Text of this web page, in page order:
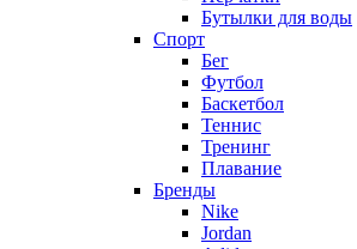
Бутылки для воды
Спорт
Бег
Футбол
Баскетбол
Теннис
Тренинг
Плавание
Бренды
Nike
Jordan